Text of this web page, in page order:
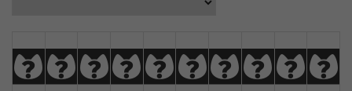
ABCDEFGHIJ